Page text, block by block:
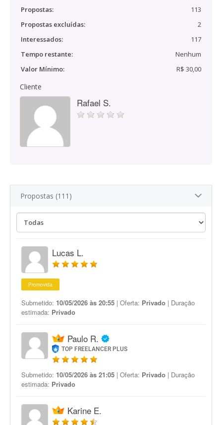
Propostas:
113
Propostas excluídas:
2
Interessados:
117
Tempo restante:
Nenhum
Valor Mínimo:
R$ 30,00
Cliente
Rafael S.
Propostas (111)
Lucas L.
Promovida
Submetido: 10/05/2026 às 20:55 | Oferta: Privado | Duração
estimada: Privado
Paulo R.
TOP FREELANCER PLUS
Submetido: 10/05/2026 às 21:05 | Oferta: Privado | Duração
estimada: Privado
Karine E.